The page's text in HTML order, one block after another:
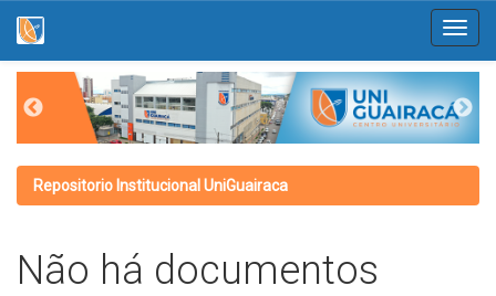
navigation
Repositorio Institucional UniGuairaca
Não há documentos